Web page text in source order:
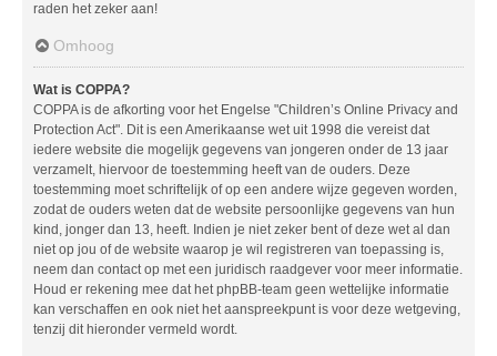
raden het zeker aan!
Omhoog
Wat is COPPA?
COPPA is de afkorting voor het Engelse "Children’s Online Privacy and
Protection Act". Dit is een Amerikaanse wet uit 1998 die vereist dat
iedere website die mogelijk gegevens van jongeren onder de 13 jaar
verzamelt, hiervoor de toestemming heeft van de ouders. Deze
toestemming moet schriftelijk of op een andere wijze gegeven worden,
zodat de ouders weten dat de website persoonlijke gegevens van hun
kind, jonger dan 13, heeft. Indien je niet zeker bent of deze wet al dan
niet op jou of de website waarop je wil registreren van toepassing is,
neem dan contact op met een juridisch raadgever voor meer informatie.
Houd er rekening mee dat het phpBB-team geen wettelijke informatie
kan verschaffen en ook niet het aanspreekpunt is voor deze wetgeving,
tenzij dit hieronder vermeld wordt.